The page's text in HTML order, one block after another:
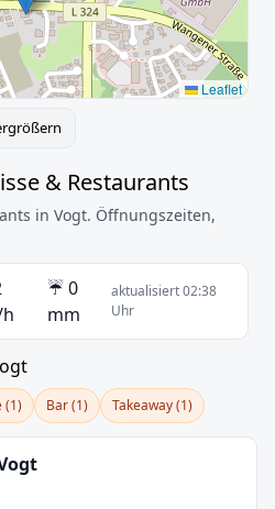
Leaflet
& Restaurants
in Vogt. Öffnungszeiten,
☔ 0
mm
aktualisiert 02:38
Uhr
(1) Bar (1) Takeaway (1)